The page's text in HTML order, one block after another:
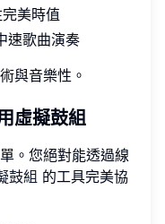
美時值
速歌曲演奏
與音樂性。
虛擬鼓組
。您絕對能透過線
鼓組 的工具完美協